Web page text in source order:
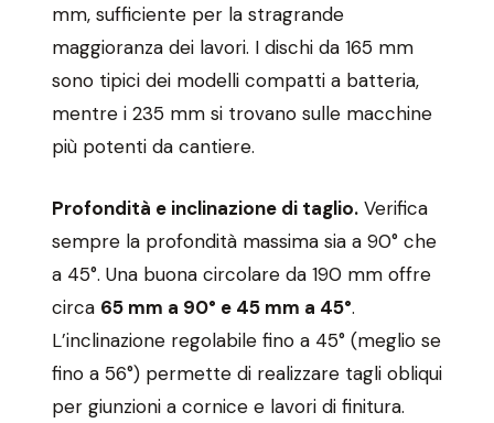
mm, sufficiente per la stragrande
maggioranza dei lavori. I dischi da 165 mm
sono tipici dei modelli compatti a batteria,
mentre i 235 mm si trovano sulle macchine
più potenti da cantiere.
Profondità e inclinazione di taglio. Verifica
sempre la profondità massima sia a 90° che
a 45°. Una buona circolare da 190 mm offre
circa 65 mm a 90° e 45 mm a 45°.
L’inclinazione regolabile fino a 45° (meglio se
fino a 56°) permette di realizzare tagli obliqui
per giunzioni a cornice e lavori di finitura.